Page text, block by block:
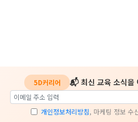
5D커리어 📬 최신 교육 소식을
개인정보처리방침, 마케팅 정보 수